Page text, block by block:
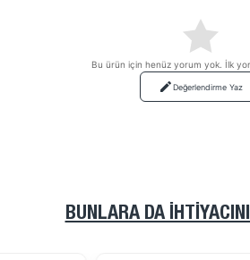
Bu ürün için henüz yorum yok. İlk
Değerlendirme Yaz
BUNLARA DA